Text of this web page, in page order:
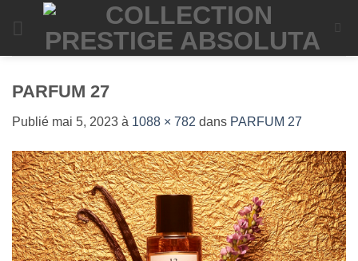
PARFUM 27
Publié mai 5, 2023 à 1088 × 782 dans PARFUM 27